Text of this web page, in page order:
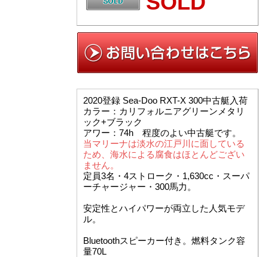
2020登録 Sea-Doo RXT-X 300中古艇入荷
カラー：カリフォルニアグリーンメタリ
ック+ブラック
アワー：74h 程度のよい中古艇です。
当マリーナは淡水の江戸川に面している
ため、海水による腐食はほとんどござい
ません。
定員3名・4ストローク・1,630cc・スーパ
ーチャージャー・300馬力。
安定性とハイパワーが両立した人気モデ
ル。
Bluetoothスピーカー付き。燃料タンク容
量70L